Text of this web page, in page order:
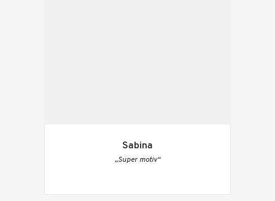
Sabina
„Super motiv“